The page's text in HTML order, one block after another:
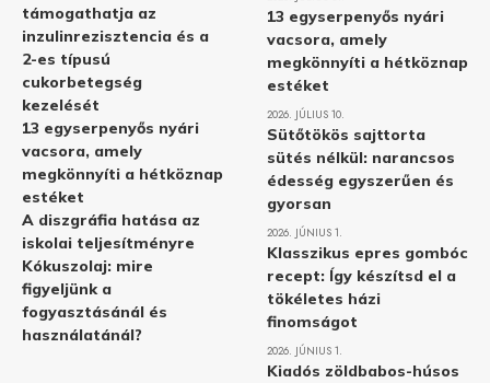
támogathatja az
inzulinrezisztencia és a
2-es típusú
cukorbetegség
kezelését
13 egyserpenyős nyári
vacsora, amely
megkönnyíti a hétköznap
estéket
A diszgráfia hatása az
iskolai teljesítményre
Kókuszolaj: mire
figyeljünk a
fogyasztásánál és
használatánál?
13 egyserpenyős nyári
vacsora, amely
megkönnyíti a hétköznap
estéket
2026. JÚLIUS 10.
Sütőtökös sajttorta
sütés nélkül: narancsos
édesség egyszerűen és
gyorsan
2026. JÚNIUS 1.
Klasszikus epres gombóc
recept: Így készítsd el a
tökéletes házi
finomságot
2026. JÚNIUS 1.
Kiadós zöldbabos-húsos